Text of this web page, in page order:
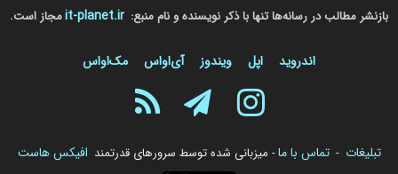
بازنشر مطالب در رسانه‌ها تنها با ذکر نویسنده و نام منبع: it-planet.irمجاز است.
اندروید اپل ویندوز آی‌او‌اس مک‌او‌اس
تبلیغات - تماس با ما- میزبانی شده توسط سرورهای قدرتمند افیکس هاست